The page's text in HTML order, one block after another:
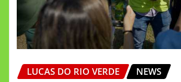
LUCAS DO RIO VERDE NEWS